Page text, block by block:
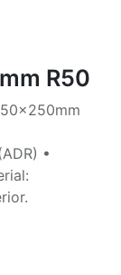
R50
•